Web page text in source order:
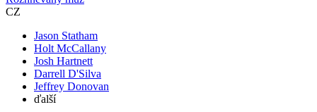
CZ
Jason Statham
Holt McCallany
Josh Hartnett
Darrell D'Silva
Jeffrey Donovan
ďalší